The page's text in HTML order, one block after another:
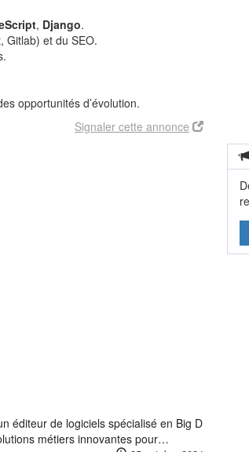
, Django.
Gitlab) et du SEO.
opportunités d’évolution.
Signaler cette annonce
éditeur de logiciels spécialisé en Big D
métiers innovantes pour…